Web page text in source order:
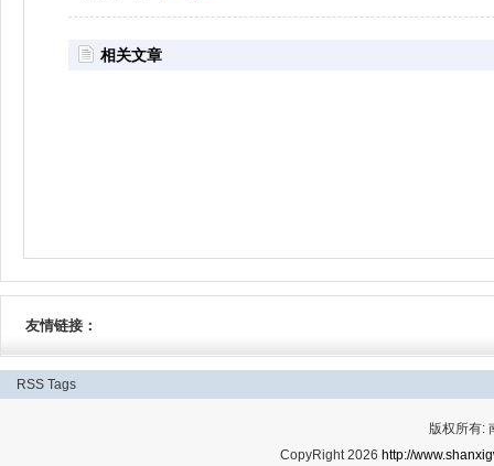
相关文章
友情链接：
RSS Tags
版权所有:
CopyRight 2026 http://